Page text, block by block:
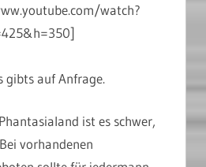
watch?
gibts auf Anfrage.
ist es schwer,
vorhandenen